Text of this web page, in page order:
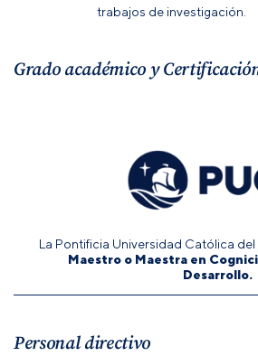
trabajos de investigación.
Grado académico y
La Pontificia Universidad Católica
Maestro o Maestra en
Desarrollo.
Personal directivo